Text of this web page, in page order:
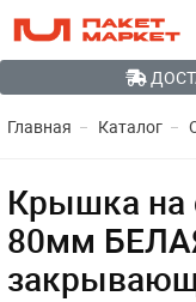
Главная Каталог
Крышка на
80мм